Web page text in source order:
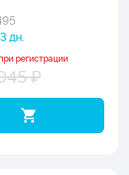
дн.
регистрации
₽